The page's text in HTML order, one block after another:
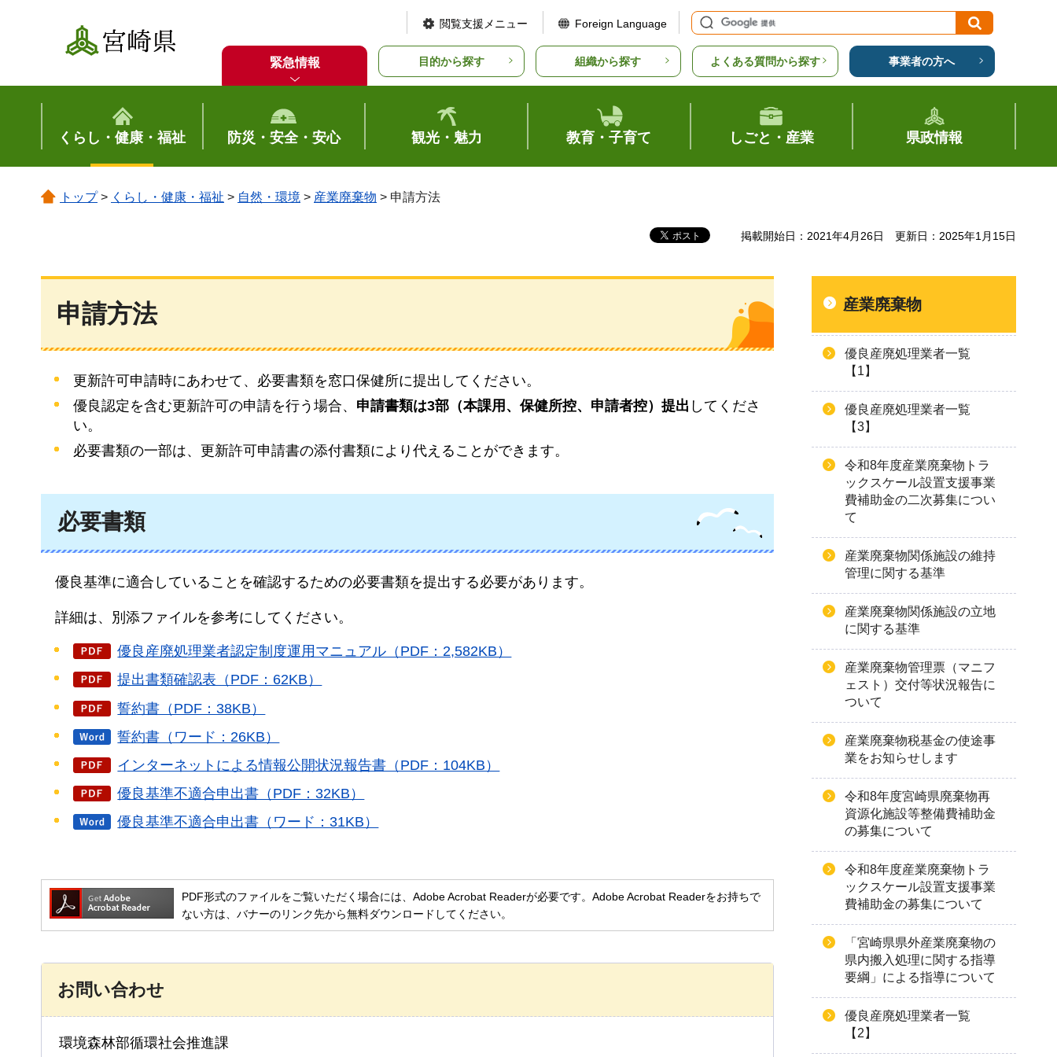
宮崎県
閲覧支援メニュー Foreign Language
緊急情報 目的から探す 組織から探す よくある質問から探す 事業者の方へ
くらし・健康・福祉 防災・安全・安心 観光・魅力 教育・子育て しごと・産業 県政情報
トップ> くらし・健康・福祉 > 自然・環境 > 産業廃棄物 > 申請方法
掲載開始日：2021年4月26日 更新日：2025年1月15日
申請方法
更新許可申請時にあわせて、必要書類を窓口保健所に提出してください。
優良認定を含む更新許可の申請を行う場合、 申請書類は3部（本課用、保健所控、申請者控）提出 してくださ
い。
必要書類の一部は、更新許可申請書の添付書類により代えることができます。
必要書類
優良基準に適合していることを確認するための必要書類を提出する必要があります。
詳細は、 別添ファイルを参考にしてください。
優良産廃処理業者認定制度運用マニュアル（PDF：2,582KB）
提出書類確認表（PDF：62KB）
誓約書（PDF：38KB）
誓約書（ワード：26KB）
インターネットによる情報公開状況報告書（PDF：104KB）
優良基準不適合申出書（PDF：32KB）
優良基準不適合申出書（ワード：31KB）
PDF形式のファイルをご覧いただく場合には、Adobe Acrobat Readerが必要です。Adobe Acrobat Readerをお持ちで
ない方は、バナーのリンク先から無料ダウンロードしてください。
お問い合わせ
環境森林部循環社会推進課
産業廃棄物
優良産廃処理業者一覧
【1】
優良産廃処理業者一覧
【3】
令和8年度産業廃棄物トラ
ックスケール設置支援事業
費補助金の二次募集につい
て
産業廃棄物関係施設の維持
管理に関する基準
産業廃棄物関係施設の立地
に関する基準
産業廃棄物管理票（マニフ
ェスト）交付等状況報告に
ついて
産業廃棄物税基金の使途事
業をお知らせします
令和8年度宮崎県廃棄物再
資源化施設等整備費補助金
の募集について
令和8年度産業廃棄物トラ
ックスケール設置支援事業
費補助金の募集について
「宮崎県県外産業廃棄物の
県内搬入処理に関する指導
要綱」による指導について
優良産廃処理業者一覧
【2】